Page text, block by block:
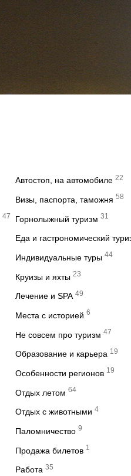
Автостоп, на автомобиле 22
Визы, паспорта, таможня 58
47 Горнолыжный туризм 31
Еда и гастрономический
Индивидуальные туры 44
Круизы и яхты 23
Лечение и SPA 49
Места с историей 6
Не совсем про туризм 47
Образование и карьера 19
Особенности регионов 19
Отдых летом 64
Отдых с животными 4
Паломничество 9
Продажа билетов 1
Работа 35